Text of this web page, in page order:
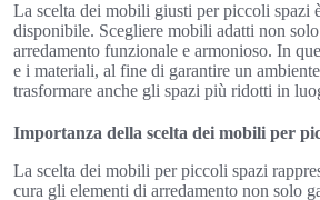
La scelta dei mobili giusti per piccoli spazi
disponibile. Scegliere mobili adatti non
arredamento funzionale e armonioso. In
e i materiali, al fine di garantire un
trasformare anche gli spazi più ridotti in
Importanza della scelta dei mobili per
La scelta dei mobili per piccoli spazi
cura gli elementi di arredamento non solo